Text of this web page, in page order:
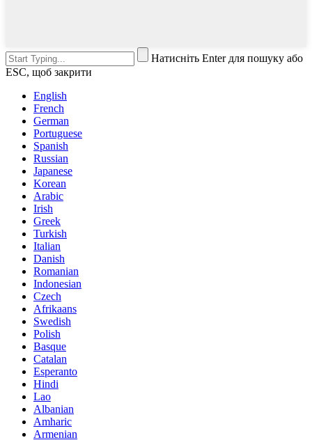
Натисніть Enter для пошуку або
ESC, щоб закрити
English
French
German
Portuguese
Spanish
Russian
Japanese
Korean
Arabic
Irish
Greek
Turkish
Italian
Danish
Romanian
Indonesian
Czech
Afrikaans
Swedish
Polish
Basque
Catalan
Esperanto
Hindi
Lao
Albanian
Amharic
Armenian